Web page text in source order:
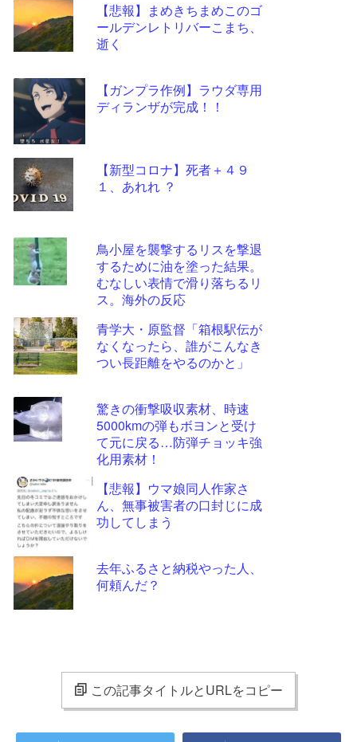
【悲報】まめきちまめこのゴ
ールデンレトリバーこまち、
逝く
【ガンプラ作例】ラウダ専用
ディランザが完成！！
【新型コロナ】死者＋４９
１、あれれ ？
鳥小屋を襲撃するリスを撃退
するために油を塗った結果。
むなしい表情で滑り落ちるリ
ス。海外の反応
青学大・原監督「箱根駅伝が
なくなったら、誰がこんなき
つい長距離をやるのかと」
驚きの衝撃吸収素材、時速
5000kmの弾もボヨンと受け
て元に戻る…防弾チョッキ強
化用素材！
【悲報】ウマ娘同人作家さ
ん、無事被害者の口封じに成
功してしまう
去年ふるさと納税やった人、
何頼んだ？
ツー
ル
この記事タイトルとURLをコピー